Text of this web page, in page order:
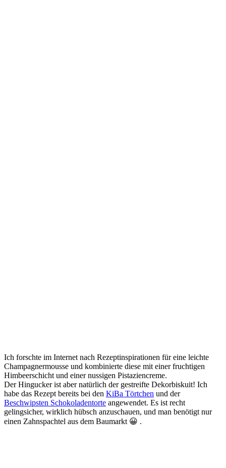
Ich forschte im Internet nach Rezeptinspirationen für eine leichte
Champagnermousse und kombinierte diese mit einer fruchtigen
Himbeerschicht und einer nussigen Pistaziencreme.
Der Hingucker ist aber natürlich der gestreifte Dekorbiskuit! Ich
habe das Rezept bereits bei den KiBa Törtchen und der
Beschwipsten Schokoladentorte angewendet. Es ist recht
gelingsicher, wirklich hübsch anzuschauen, und man benötigt nur
einen Zahnspachtel aus dem Baumarkt 😀 .